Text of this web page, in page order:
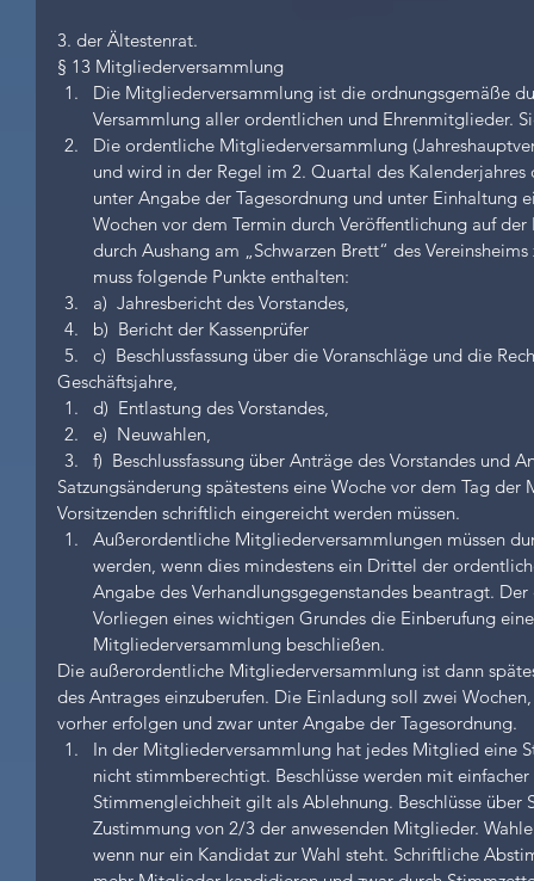
3. der Ältestenrat.
§ 13 Mitgliederversammlung
Die Mitgliederversammlung ist die ordnungsgemäße
Versammlung aller ordentlichen und Ehrenmitglieder.
Die ordentliche Mitgliederversammlung
und wird in der Regel im 2. Quartal des
unter Angabe der Tagesordnung und unter Einhaltung
Wochen vor dem Termin durch Veröffentlichung auf
durch Aushang am „Schwarzen Brett“ des
muss folgende Punkte enthalten:
a)  Jahresbericht des Vorstandes,
b)  Bericht der Kassenprüfer
c)  Beschlussfassung über die Voranschläge und die
Geschäftsjahre,
d)  Entlastung des Vorstandes,
e)  Neuwahlen,
f)  Beschlussfassung über Anträge des Vorstandes und
Satzungsänderung spätestens eine Woche vor dem Tag
Vorsitzenden schriftlich eingereicht werden müssen.
Außerordentliche Mitgliederversammlungen müssen
werden, wenn dies mindestens ein Drittel der
Angabe des Verhandlungsgegenstandes beantragt.
Vorliegen eines wichtigen Grundes die Einberufung
Mitgliederversammlung beschließen.
Die außerordentliche Mitgliederversammlung ist dann
des Antrages einzuberufen. Die Einladung soll zwei
vorher erfolgen und zwar unter Angabe der Tagesordnung.
In der Mitgliederversammlung hat jedes Mitglied eine
nicht stimmberechtigt. Beschlüsse werden mit
Stimmengleichheit gilt als Ablehnung. Beschlüsse über
Zustimmung von 2/3 der anwesenden Mitglieder.
wenn nur ein Kandidat zur Wahl steht. Schriftliche